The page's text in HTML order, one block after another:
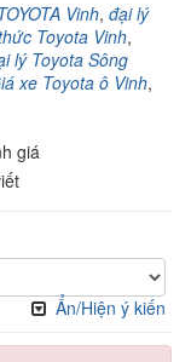
Vinh, đại lý
Toyota Vinh,
lý Toyota Sông
xe Toyota ô Vinh,
giá
Ẩn/Hiện ý kiến